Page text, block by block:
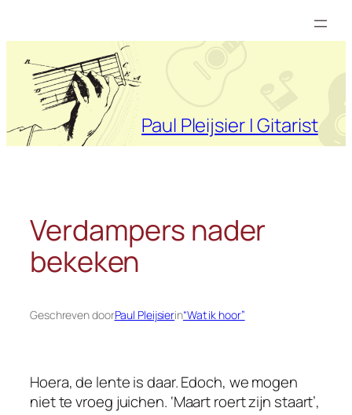
inhoud
Paul Pleijsier | Gitarist
Verdampers nader
bekeken
Geschreven doorPaul Pleijsierin“Wat ik hoor”
Hoera, de lente is daar. Edoch, we mogen
niet te vroeg juichen. ‘Maart roert zijn staart’,